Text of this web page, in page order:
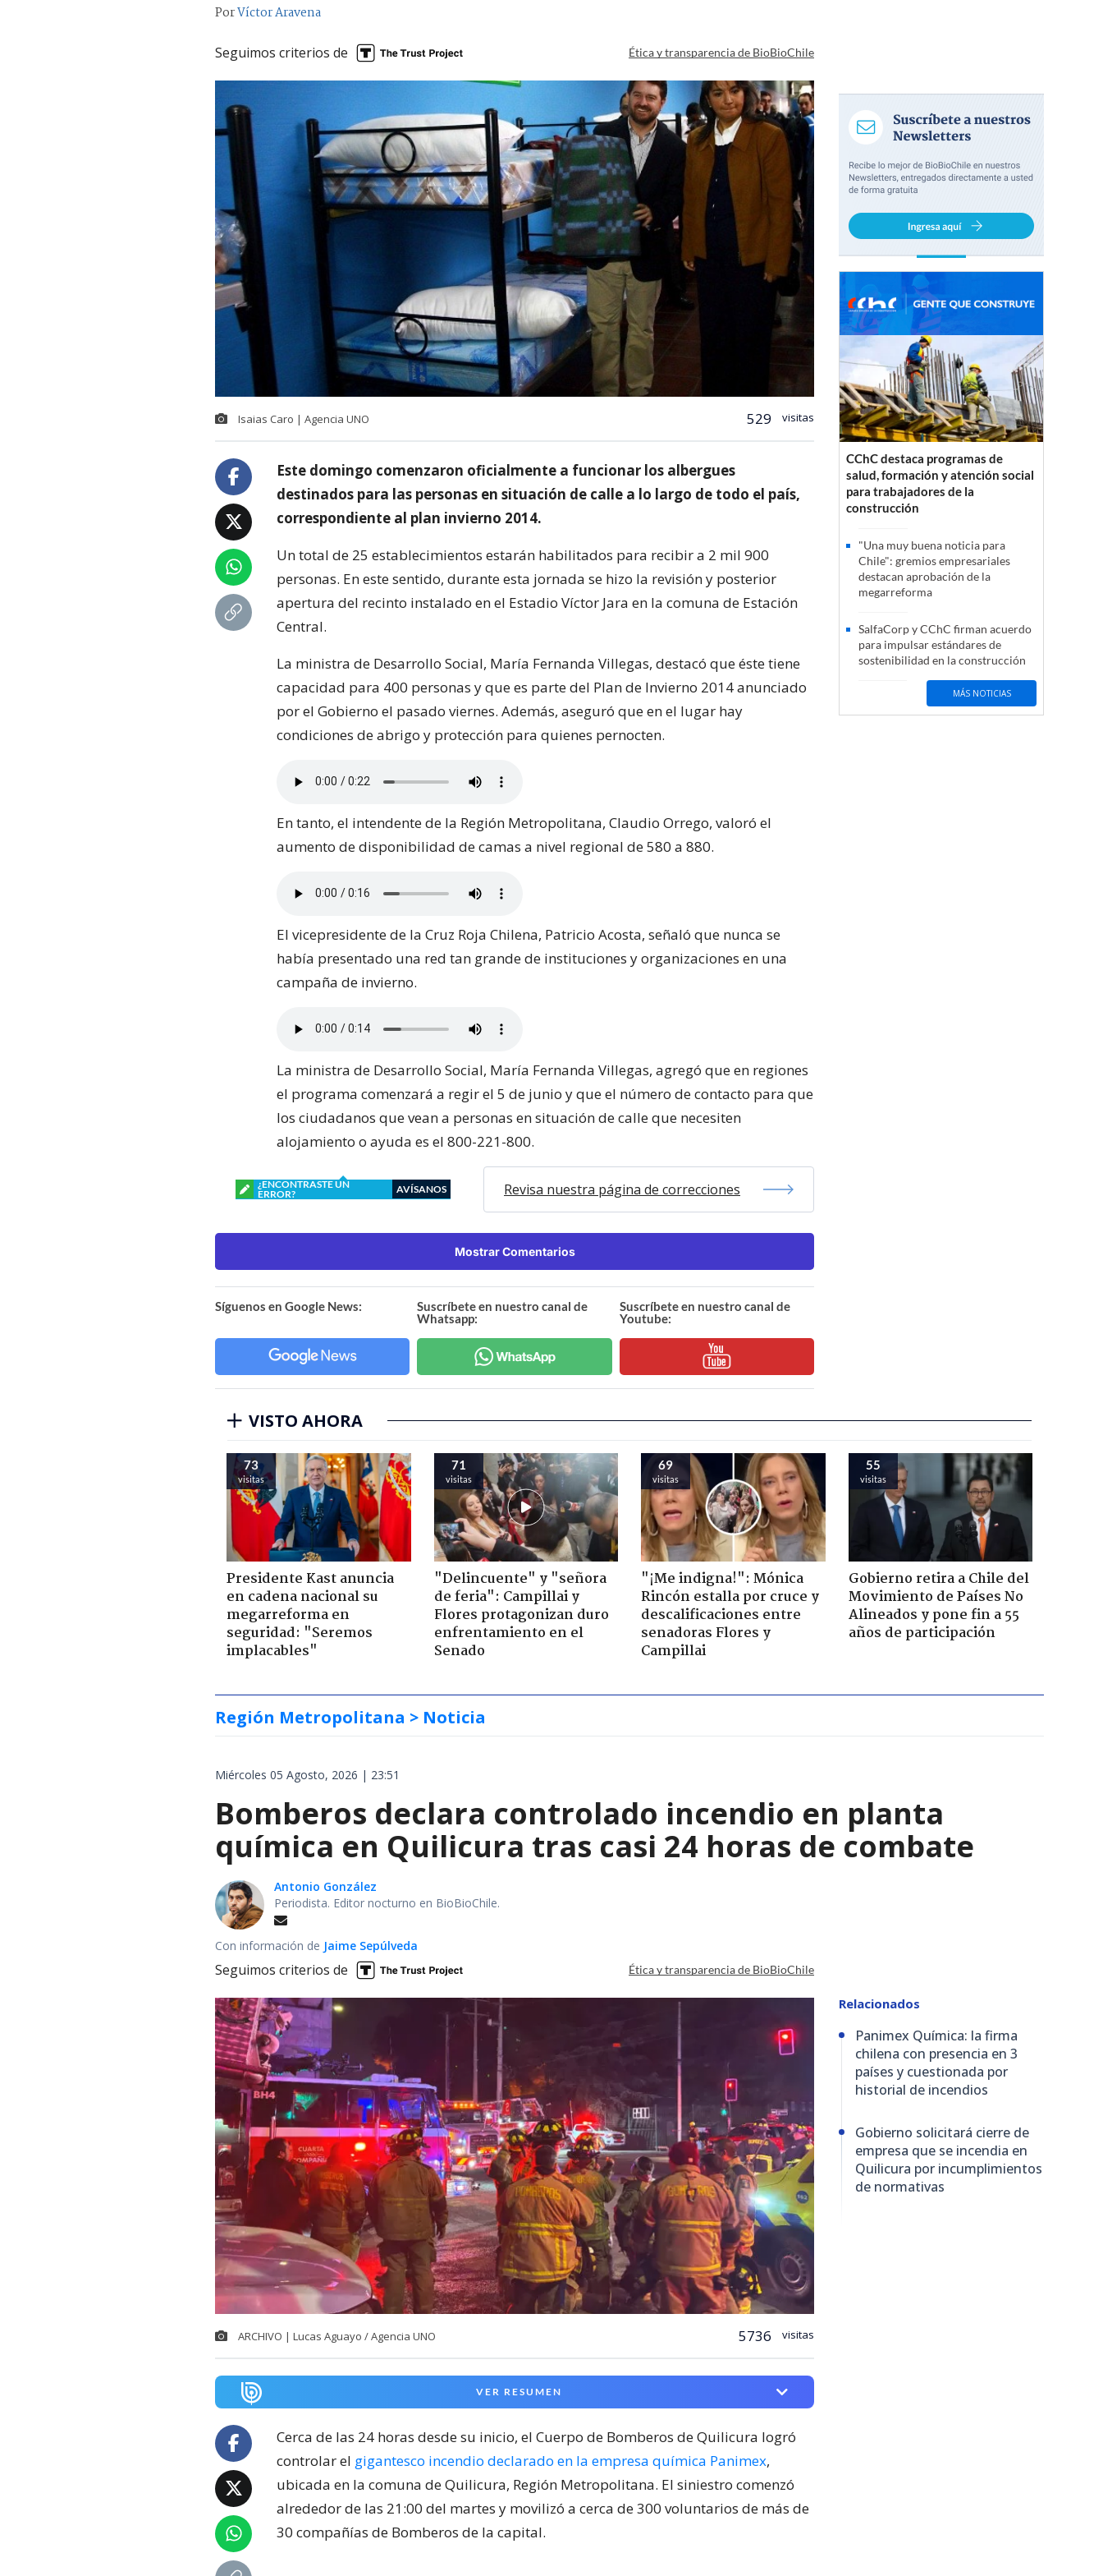
PorVíctor Aravena
Seguimos criterios de Ética y transparencia de BioBioChile
Isaias Caro | Agencia UNO 529 visitas
Este domingo comenzaron oficialmente a funcionar los albergues
destinados para las personas en situación de calle a lo largo de todo el país,
correspondiente al plan invierno 2014.
Un total de 25 establecimientos estarán habilitados para recibir a 2 mil 900
personas. En este sentido, durante esta jornada se hizo la revisión y posterior
apertura del recinto instalado en el Estadio Víctor Jara en la comuna de Estación
Central.
La ministra de Desarrollo Social, María Fernanda Villegas, destacó que éste tiene
capacidad para 400 personas y que es parte del Plan de Invierno 2014 anunciado
por el Gobierno el pasado viernes. Además, aseguró que en el lugar hay
condiciones de abrigo y protección para quienes pernocten.
En tanto, el intendente de la Región Metropolitana, Claudio Orrego, valoró el
aumento de disponibilidad de camas a nivel regional de 580 a 880.
El vicepresidente de la Cruz Roja Chilena, Patricio Acosta, señaló que nunca se
había presentado una red tan grande de instituciones y organizaciones en una
campaña de invierno.
La ministra de Desarrollo Social, María Fernanda Villegas, agregó que en regiones
el programa comenzará a regir el 5 de junio y que el número de contacto para que
los ciudadanos que vean a personas en situación de calle que necesiten
alojamiento o ayuda es el 800-221-800.
¿ENCONTRASTE UN
ERROR?
AVÍSANOS Revisa nuestra página de correcciones
Mostrar Comentarios
Síguenos en Google News:
Suscríbete en nuestro canal de
Whatsapp:
Suscríbete en nuestro canal de
Youtube:
CChC destaca programas de
salud, formación y atención social
para trabajadores de la
construcción
"Una muy buena noticia para
Chile": gremios empresariales
destacan aprobación de la
megarreforma
SalfaCorp y CChC firman acuerdo
para impulsar estándares de
sostenibilidad en la construcción
MÁS NOTICIAS
VISTO AHORA
73
visitas
Presidente Kast anuncia
en cadena nacional su
megarreforma en
seguridad: "Seremos
implacables"
71
visitas
"Delincuente" y "señora
de feria": Campillai y
Flores protagonizan duro
enfrentamiento en el
Senado
69
visitas
"¡Me indigna!": Mónica
Rincón estalla por cruce y
descalificaciones entre
senadoras Flores y
Campillai
55
visitas
Gobierno retira a Chile del
Movimiento de Países No
Alineados y pone fin a 55
años de participación
Región Metropolitana > Noticia
Miércoles 05 Agosto, 2026 | 23:51
Bomberos declara controlado incendio en planta
química en Quilicura tras casi 24 horas de combate
Antonio González
Periodista. Editor nocturno en BioBioChile.
Con información de Jaime Sepúlveda
Seguimos criterios de Ética y transparencia de BioBioChile
ARCHIVO | Lucas Aguayo / Agencia UNO 5736 visitas
VER RESUMEN
Cerca de las 24 horas desde su inicio, el Cuerpo de Bomberos de Quilicura logró
controlar el gigantesco incendio declarado en la empresa química Panimex,
ubicada en la comuna de Quilicura, Región Metropolitana. El siniestro comenzó
alrededor de las 21:00 del martes y movilizó a cerca de 300 voluntarios de más de
30 compañías de Bomberos de la capital.
Relacionados
Panimex Química: la firma
chilena con presencia en 3
países y cuestionada por
historial de incendios
Gobierno solicitará cierre de
empresa que se incendia en
Quilicura por incumplimientos
de normativas